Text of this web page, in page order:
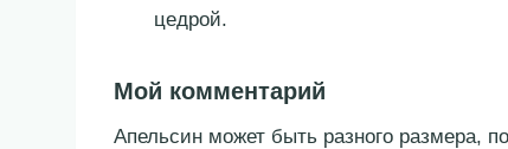
цедрой.
Мой комментарий
Апельсин может быть разного размера,